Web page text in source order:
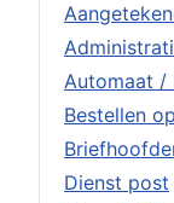
Automaat /
Bestellen
Dienst post